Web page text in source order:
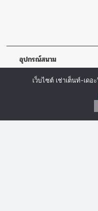
อุปกรณ์สนาม
เช่าเวทีเว็บไซต์ เช่าเต็นท์-เด